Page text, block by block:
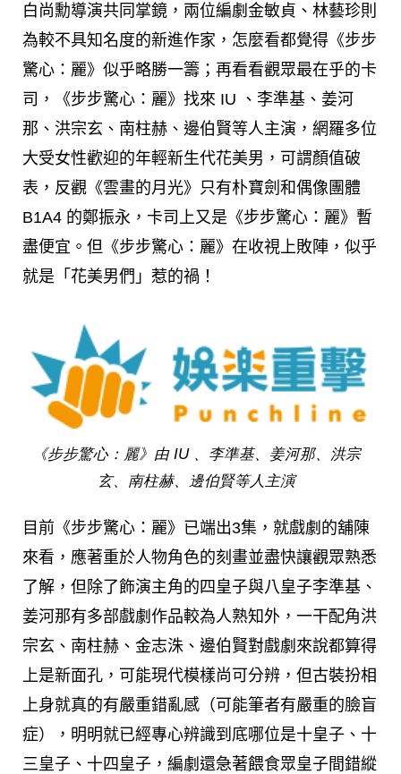
白尚勳導演共同掌鏡，兩位編劇 金敏貞、林藝珍則
為較不具知名度的新進作家，怎麼看都覺得 《步步
驚心：麗》似乎略勝一籌；再看看觀眾最在乎的卡
司，《步步驚心：麗》找來 IU 、李準基、姜河
那、洪宗玄、南柱赫、邊伯賢等人主演，網羅多位
大受女性歡迎的年輕新生代花美男，可謂顏值破
表，反觀《雲畫的月光》只有朴寶劍和偶像團體
B1A4 的鄭振永，卡司上又是《步步驚心：麗》暫
盡便宜。但《步步驚心：麗》在收視上敗陣，似乎
就是「花美男們」惹的禍！
《步步驚心：麗》由 IU 、李準基、姜河那、洪宗
玄、南柱赫、邊伯賢等人主演
目前《步步驚心：麗》已端出3集，就戲劇的舖陳
來看，應著重於人物角色的刻畫並盡快讓觀眾熟悉
了解，但除了飾演主角的四皇子與八皇子李準基、
姜河那有多部戲劇作品較為人熟知外，一干配角洪
宗玄、南柱赫、金志洙、邊伯賢對戲劇來說都算得
上是新面孔，可能現代模樣尚可分辨，但古裝扮相
上身就真的有嚴重錯亂感（可能筆者有嚴重的臉盲
症），明明就已經專心辨識到底哪位是十皇子、十
三皇子、十四皇子，編劇還急著餵食眾皇子間錯縱